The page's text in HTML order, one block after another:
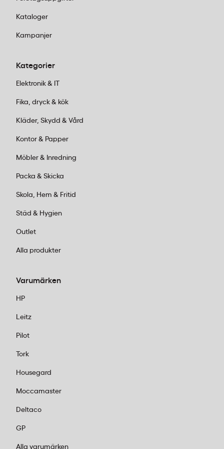
Lägg ordern före 14:00
2 dagar
17:00 på 011-440 15 15 eller mejla
Kataloger
Kampanjer
Kategorier
Elektronik & IT
Fika, dryck & kök
Kläder, Skydd & Vård
Kontor & Papper
Möbler & Inredning
Packa & Skicka
Skola, Hem & Fritid
Städ & Hygien
Outlet
Alla produkter
Varumärken
HP
Leitz
Pilot
Tork
Housegard
Moccamaster
Deltaco
GP
Alla varumärken